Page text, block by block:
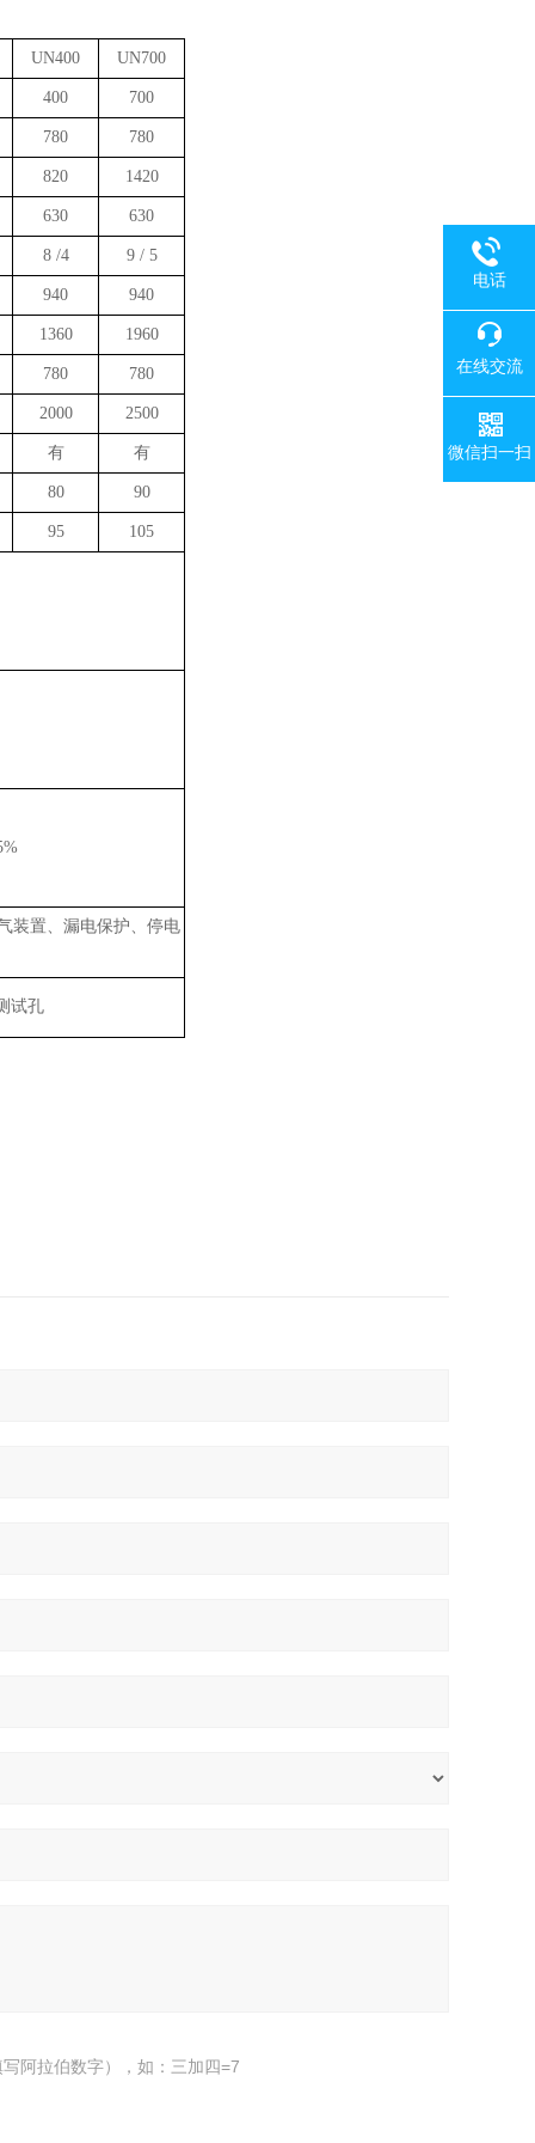
UN400 UN700
400 700
780 780
820 1420
630 630
8 /4 9 / 5
940 940
1360 1960
780 780
2000 2500
有 有
80 90
95 105
装置、漏电保护、停电
试孔
阿拉伯数字），如：三加四=7
电话
在线交流
微信扫一扫